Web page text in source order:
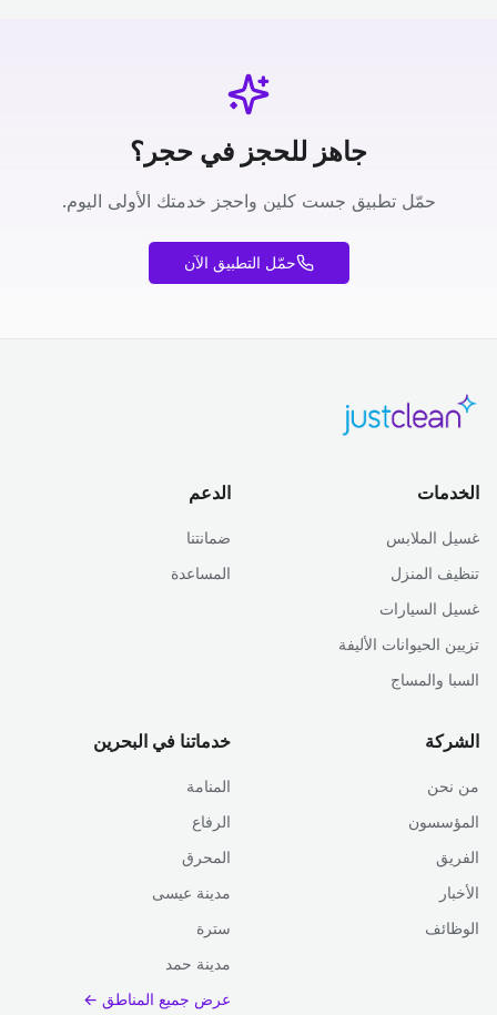
جاهز للحجز في حجر؟
حمّل تطبيق جست كلين واحجز خدمتك الأولى اليوم.
حمّل التطبيق الآن
الخدمات
غسيل الملابس
تنظيف المنزل
غسيل السيارات
تزيين الحيوانات الأليفة
السبا والمساج
الدعم
ضمانتنا
المساعدة
الشركة
من نحن
المؤسسون
الفريق
الأخبار
الوظائف
خدماتنا في البحرين
المنامة
الرفاع
المحرق
مدينة عيسى
سترة
مدينة حمد
عرض جميع المناطق ←